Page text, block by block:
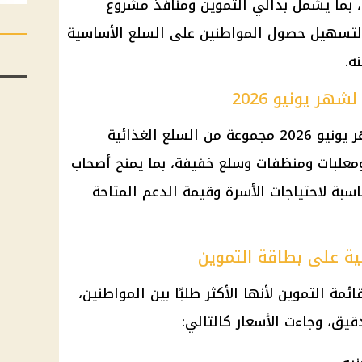
يشمل بدالي التموين ومنافذ مشروع
حصول المواطنين على السلع الأساسية
يونيو 2026
تشمل قائمة السلع التموينية لشهر يونيو 2026 مجموعة من السلع الغذائية
ومنظفات وسلع خفيفة، بما يمنح أصحاب
لاحتياجات الأسرة وقيمة الدعم المتاحة
على بطاقة التموين
التموين لأنها الأكثر طلبًا بين المواطنين،
وجاءت الأسعار كالتالي: